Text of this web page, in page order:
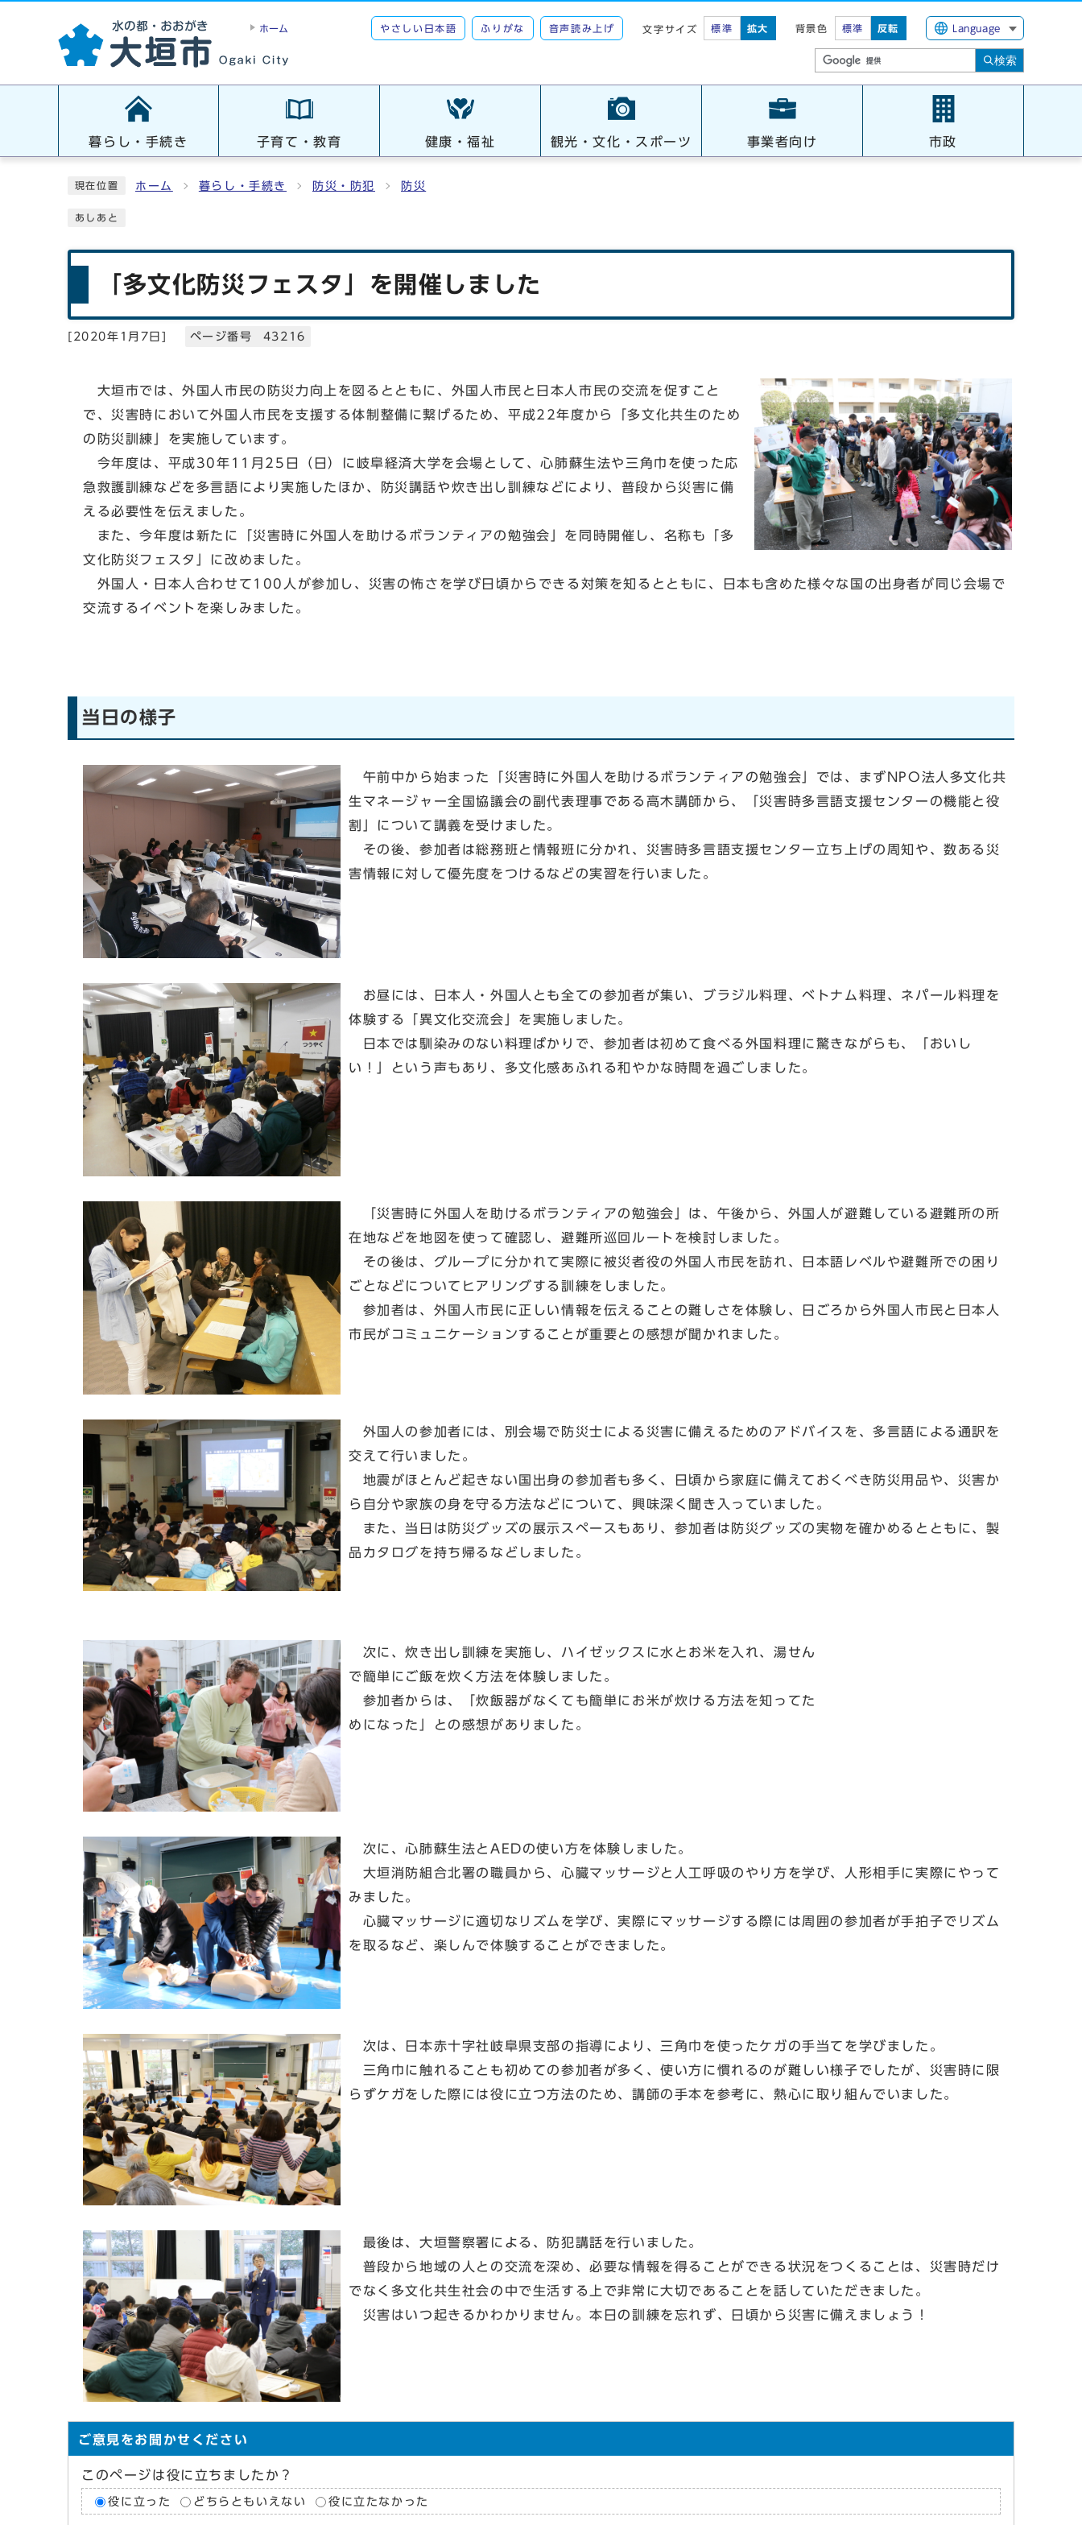
ホーム やさしい日本語 ふりがな 音声読み上げ 文字サイズ 標準 拡大 背景色 標準 反転 Language
検索
暮らし・手続き 子育て・教育 健康・福祉 観光・文化・スポーツ 事業者向け 市政
現在位置 ホーム 暮らし・手続き 防災・防犯 防災
あしあと
「多文化防災フェスタ」を開催しました
2020年1月7日 ページ番号 43216
大垣市では、外国人市民の防災力向上を図るとともに、外国人市民と日本人市民の交流を促すこと
で、災害時において外国人市民を支援する体制整備に繋げるため、平成22年度から「多文化共生のため
の防災訓練」を実施しています。
今年度は、平成30年11月25日（日）に岐阜経済大学を会場として、心肺蘇生法や三角巾を使った応
急救護訓練などを多言語により実施したほか、防災講話や炊き出し訓練などにより、普段から災害に備
える必要性を伝えました。
また、今年度は新たに「災害時に外国人を助けるボランティアの勉強会」を同時開催し、名称も「多
文化防災フェスタ」に改めました。
外国人・日本人合わせて100人が参加し、災害の怖さを学び日頃からできる対策を知るとともに、日本も含めた様々な国の出身者が同じ会場で
交流するイベントを楽しみました。
当日の様子
午前中から始まった「災害時に外国人を助けるボランティアの勉強会」では、まずNPO法人多文化共
生マネージャー全国協議会の副代表理事である高木講師から、「災害時多言語支援センターの機能と役
割」について講義を受けました。
その後、参加者は総務班と情報班に分かれ、災害時多言語支援センター立ち上げの周知や、数ある災
害情報に対して優先度をつけるなどの実習を行いました。
お昼には、日本人・外国人とも全ての参加者が集い、ブラジル料理、ベトナム料理、ネパール料理を
体験する「異文化交流会」を実施しました。
日本では馴染みのない料理ばかりで、参加者は初めて食べる外国料理に驚きながらも、「おいし
い！」という声もあり、多文化感あふれる和やかな時間を過ごしました。
「災害時に外国人を助けるボランティアの勉強会」は、午後から、外国人が避難している避難所の所
在地などを地図を使って確認し、避難所巡回ルートを検討しました。
その後は、グループに分かれて実際に被災者役の外国人市民を訪れ、日本語レベルや避難所での困り
ごとなどについてヒアリングする訓練をしました。
参加者は、外国人市民に正しい情報を伝えることの難しさを体験し、日ごろから外国人市民と日本人
市民がコミュニケーションすることが重要との感想が聞かれました。
外国人の参加者には、別会場で防災士による災害に備えるためのアドバイスを、多言語による通訳を
交えて行いました。
地震がほとんど起きない国出身の参加者も多く、日頃から家庭に備えておくべき防災用品や、災害か
ら自分や家族の身を守る方法などについて、興味深く聞き入っていました。
また、当日は防災グッズの展示スペースもあり、参加者は防災グッズの実物を確かめるとともに、製
品カタログを持ち帰るなどしました。
次に、炊き出し訓練を実施し、ハイゼックスに水とお米を入れ、湯せん
で簡単にご飯を炊く方法を体験しました。
参加者からは、「炊飯器がなくても簡単にお米が炊ける方法を知ってた
めになった」との感想がありました。
次に、心肺蘇生法とAEDの使い方を体験しました。
大垣消防組合北署の職員から、心臓マッサージと人工呼吸のやり方を学び、人形相手に実際にやって
みました。
心臓マッサージに適切なリズムを学び、実際にマッサージする際には周囲の参加者が手拍子でリズム
を取るなど、楽しんで体験することができました。
次は、日本赤十字社岐阜県支部の指導により、三角巾を使ったケガの手当てを学びました。
三角巾に触れることも初めての参加者が多く、使い方に慣れるのが難しい様子でしたが、災害時に限
らずケガをした際には役に立つ方法のため、講師の手本を参考に、熱心に取り組んでいました。
最後は、大垣警察署による、防犯講話を行いました。
普段から地域の人との交流を深め、必要な情報を得ることができる状況をつくることは、災害時だけ
でなく多文化共生社会の中で生活する上で非常に大切であることを話していただきました。
災害はいつ起きるかわかりません。本日の訓練を忘れず、日頃から災害に備えましょう！
ご意見をお聞かせください
このページは役に立ちましたか？
役に立った どちらともいえない 役に立たなかった